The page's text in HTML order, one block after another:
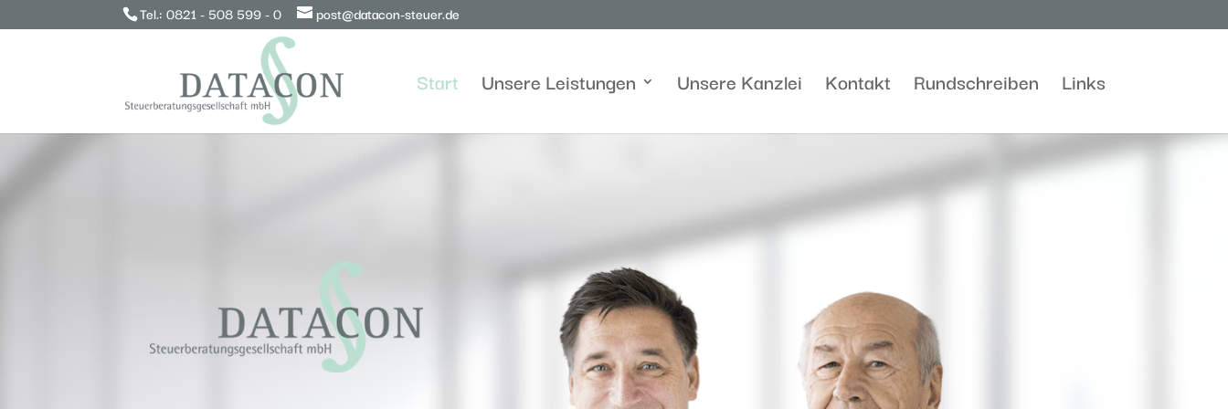
Tel.:0821 - 508 599 - 0 post@datacon-steuer.de
Start Unsere Leistungen Unsere Kanzlei Kontakt Rundschreiben Links